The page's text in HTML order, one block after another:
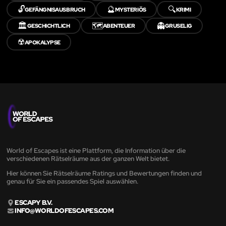
🔓GEFÄNGNISAUSBRUCH 🔮MYSTERIÖS 🔍KRIMI
🏛️GESCHICHTLICH 🗺️ABENTEUER 👻GRUSELIG
☢️APOKALYPSE
World of Escapes ist eine Plattform, die Information über die
verschiedenen Rätselräume aus der ganzen Welt bietet.
Hier können Sie Rätselräume Ratings und Bewertungen finden und
genau für Sie ein passendes Spiel auswählen.
ESCAPY B.V.
INFO@WORLDOFESCAPES.COM